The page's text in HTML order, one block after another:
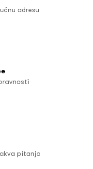
adresu
pitanja